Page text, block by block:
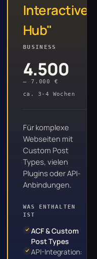
Interactive
Hub"
BUSINESS
4.500
– 7.000 €
ca. 3-4 Wochen
Für komplexe
Webseiten mit
Custom Post
Types, vielen
Plugins oder API-
Anbindungen.
WAS ENTHALTEN
IST
ACF & Custom
Post Types
API-Integration: